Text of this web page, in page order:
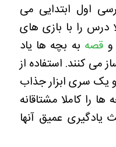
اول ابتدایی می
درس را با بازی های
قصه به بچه ها یاد
کنند. استفاده از
یک سری ابزار جذاب
را کاملا مشتاقانه
عمیق آنها